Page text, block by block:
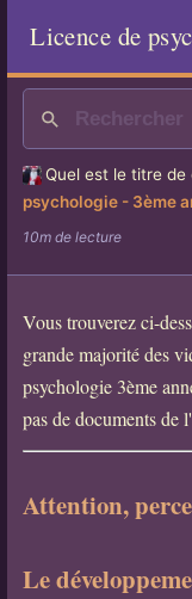
Licence de
Quel est le titre de
psychologie - 3ème
10m de lecture
Vous trouverez ci-
grande majorité des
psychologie 3ème
pas de documents de
Attention,
Le